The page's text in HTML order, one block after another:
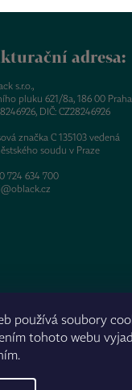
používá soubory
tohoto webu
adresa:
s.r.o.,
pluku 621/8a, 186 00
DIČ: CZ28246926
značka C 135103 vedená
soudu v Praze
724 634 700